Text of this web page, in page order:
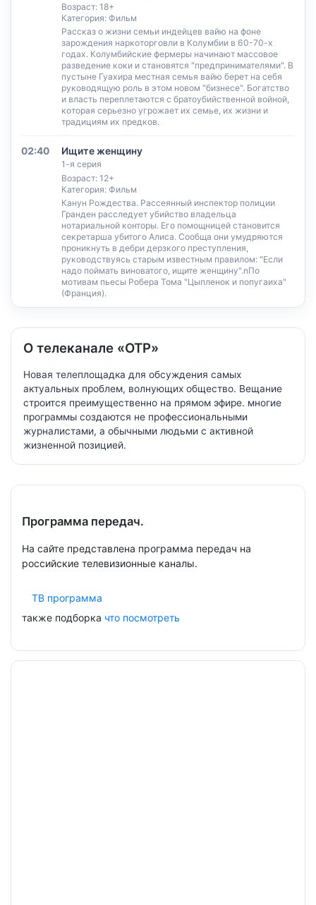
Возраст: 18+
Категория: Фильм
Рассказ о жизни семьи индейцев вайю на фоне
зарождения наркоторговли в Колумбии в 60-70-х
годах. Колумбийские фермеры начинают массовое
разведение коки и становятся "предпринимателями". В
пустыне Гуахира местная семья вайю берет на себя
руководящую роль в этом новом "бизнесе". Богатство
и власть переплетаются с братоубийственной войной,
которая серьезно угрожает их семье, их жизни и
традициям их предков.
02:40 Ищите женщину
1-я серия
Возраст: 12+
Категория: Фильм
Канун Рождества. Рассеянный инспектор полиции
Гранден расследует убийство владельца
нотариальной конторы. Его помощницей становится
секретарша убитого Алиса. Сообща они умудряются
проникнуть в дебри дерзкого преступления,
руководствуясь старым известным правилом: "Если
надо поймать виноватого, ищите женщину".nПо
мотивам пьесы Робера Тома "Цыпленок и попугаиха"
(Франция).
О телеканале «ОТР»
Новая телеплощадка для обсуждения самых
актуальных проблем, волнующих общество. Вещание
строится преимущественно на прямом эфире. многие
программы создаются не профессиональными
журналистами, а обычными людьми с активной
жизненной позицией.
Программа передач.
На сайте представлена программа передач на
российские телевизионные каналы.
ТВ программа
также подборка что посмотреть